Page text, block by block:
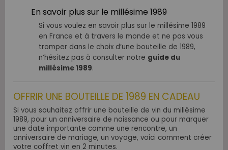
En savoir plus sur le millésime 1989
Si vous voulez en savoir plus sur le millésime 1989
en France et à travers le monde et ne pas vous
tromper dans le choix d’une bouteille de 1989,
n’hésitez pas à consulter notre guide du
millésime 1989.
OFFRIR UNE BOUTEILLE DE 1989 EN CADEAU
Si vous souhaitez offrir une bouteille de vin du millésime
1989, pour un anniversaire de naissance ou pour marquer
une date importante comme une rencontre, un
anniversaire de mariage, un voyage, voici comment créer
votre coffret vin en 2 minutes.